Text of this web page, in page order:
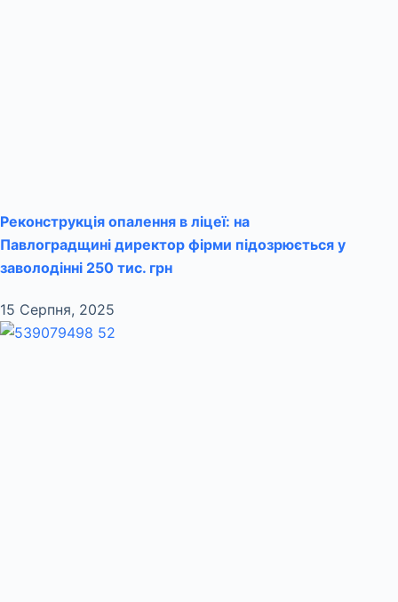
Реконструкція опалення в ліцеї: на
Павлоградщині директор фірми підозрюється у
заволодінні 250 тис. грн
15 Серпня, 2025